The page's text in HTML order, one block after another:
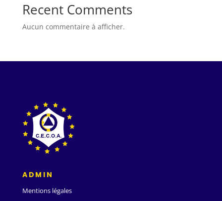
Recent Comments
Aucun commentaire à afficher.
ADMIN
Mentions légales